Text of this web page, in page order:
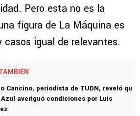
Pero esta no es la
figura de La Máquina es
casos igual de relevantes.
Cancino, periodista de TUDN, reveló qu
Azul averiguó condiciones por Luis